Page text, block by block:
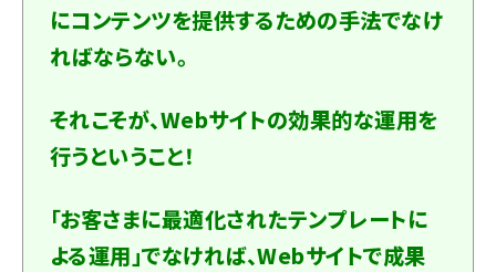
にコンテンツを提供するための手法でなけ
ればならない。
それこそが、Webサイトの効果的な運用を
行うということ！
「お客さまに最適化されたテンプレートに
よる運用」でなければ、Webサイトで成果